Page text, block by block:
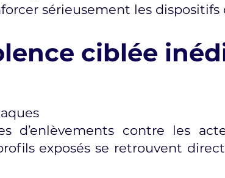
sérieusement les dispositifs
ciblée
d’enlèvements contre les
exposés se retrouvent